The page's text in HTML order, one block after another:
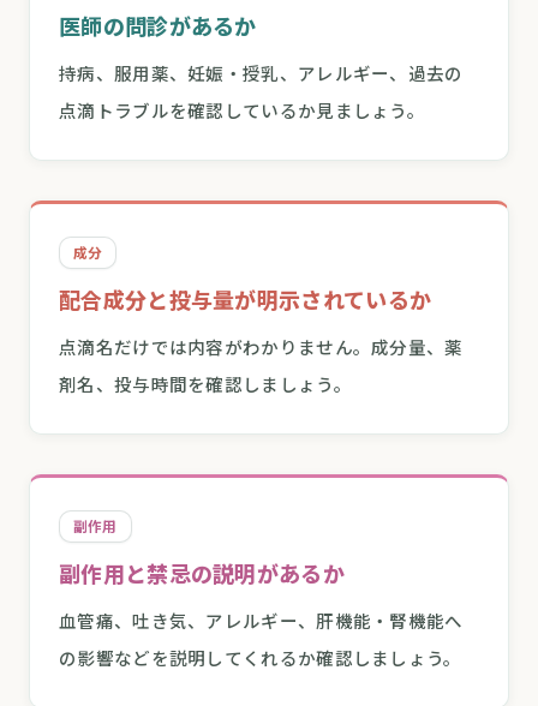
医師の問診があるか
持病、服用薬、妊娠・授乳、アレルギー、過去の
点滴トラブルを確認しているか見ましょう。
成分
配合成分と投与量が明示されているか
点滴名だけでは内容がわかりません。成分量、薬
剤名、投与時間を確認しましょう。
副作用
副作用と禁忌の説明があるか
血管痛、吐き気、アレルギー、肝機能・腎機能へ
の影響などを説明してくれるか確認しましょう。